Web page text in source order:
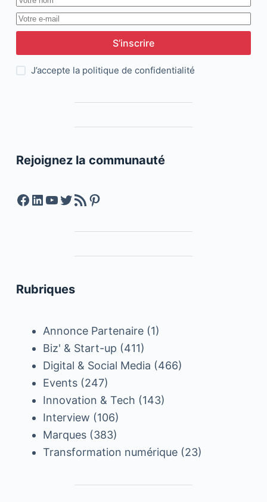
S’inscrire
J’accepte la politique de confidentialité
Rejoignez la communauté
Facebook
LinkedIn
YouTube
Twitter
Feed RSSPinterest
Rubriques
Annonce Partenaire(1)
Biz' & Start-up (411)
Digital & Social Media (466)
Events(247)
Innovation & Tech (143)
Interview (106)
Marques(383)
Transformation numérique(23)